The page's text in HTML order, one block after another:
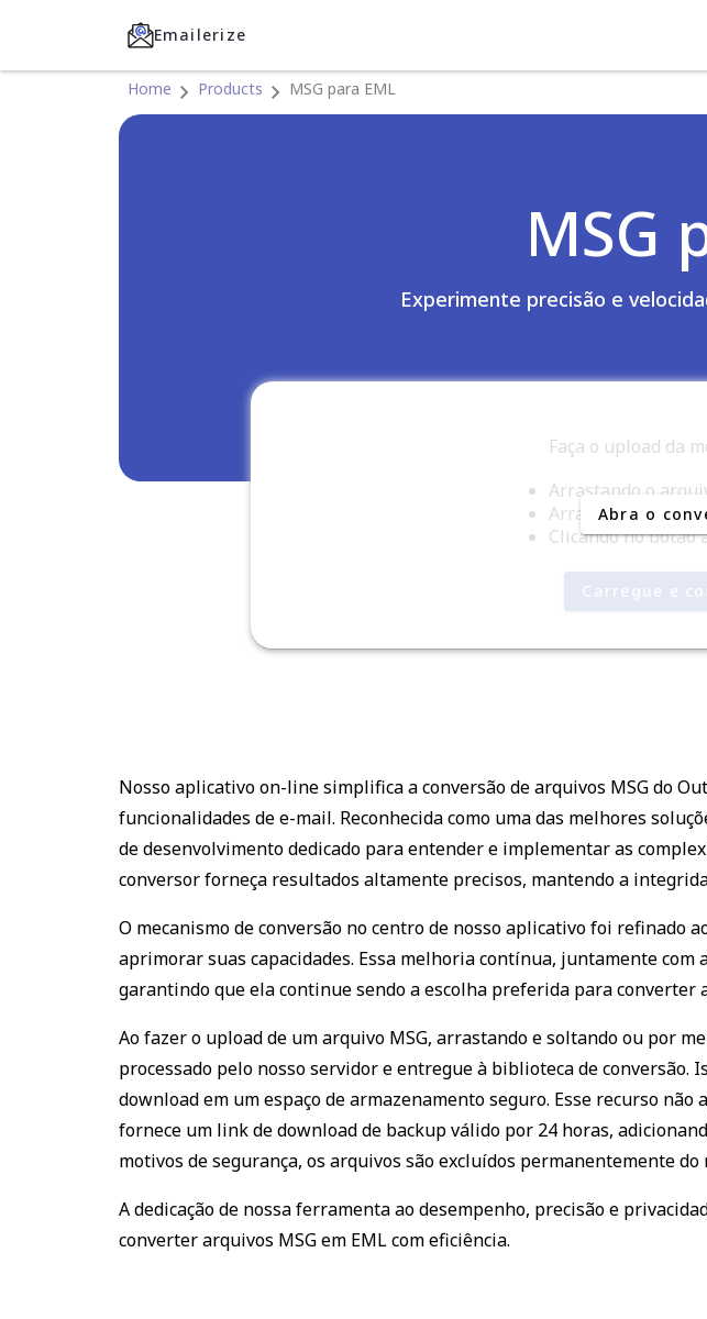
Emailerize
Home Products MSG para EML
MSG
Experimente precisão e
Faça o upload da
Arrastando o
Arrastando a
Clicando no botão
Carregue e
Abra o
Nosso aplicativo on-line simplifica a conversão de arquivos MSG do
funcionalidades de e-mail. Reconhecida como uma das melhores
de desenvolvimento dedicado para entender e implementar as
conversor forneça resultados altamente precisos, mantendo a
O mecanismo de conversão no centro de nosso aplicativo foi refinado
aprimorar suas capacidades. Essa melhoria contínua, juntamente
garantindo que ela continue sendo a escolha preferida para converter
Ao fazer o upload de um arquivo MSG, arrastando e soltando ou por
processado pelo nosso servidor e entregue à biblioteca de
download em um espaço de armazenamento seguro. Esse recurso
fornece um link de download de backup válido por 24 horas,
motivos de segurança, os arquivos são excluídos permanentemente
A dedicação de nossa ferramenta ao desempenho, precisão e
converter arquivos MSG em EML com eficiência.